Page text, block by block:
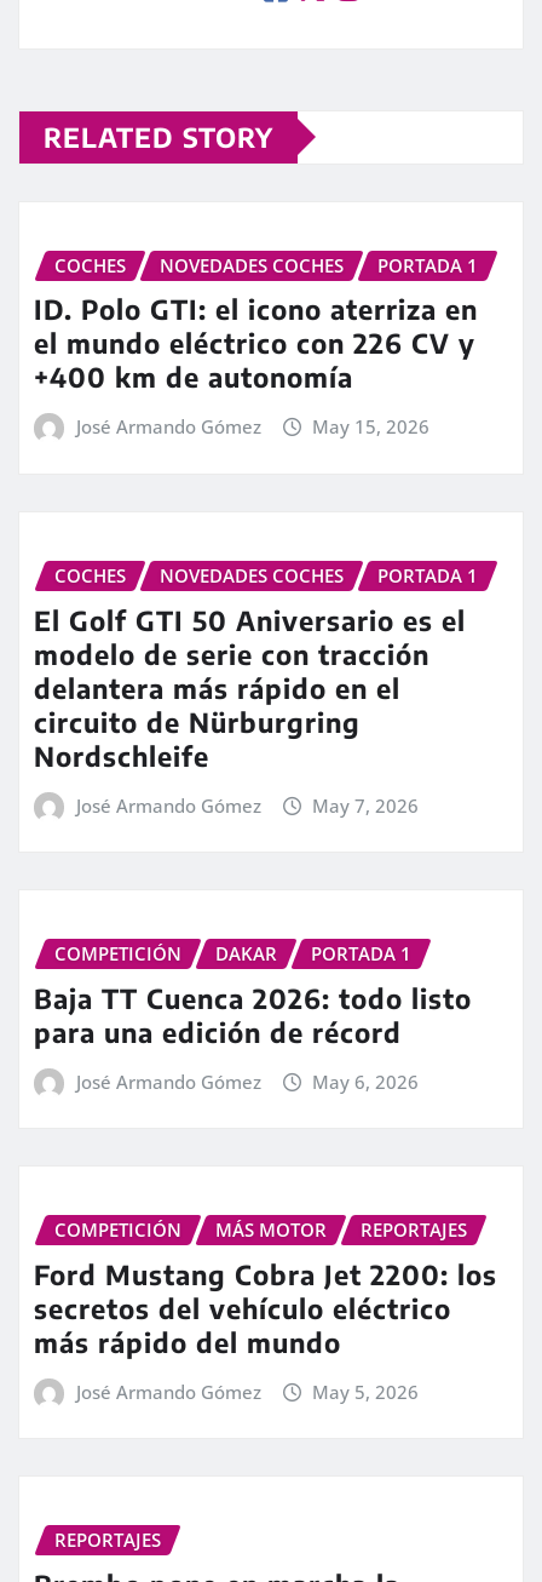
RELATED STORY
COCHES NOVEDADES COCHES PORTADA 1
ID. Polo GTI: el icono aterriza en
el mundo eléctrico con 226 CV y
+400 km de autonomía
José Armando Gómez May 15, 2026
COCHES NOVEDADES COCHES PORTADA 1
El Golf GTI 50 Aniversario es el
modelo de serie con tracción
delantera más rápido en el
circuito de Nürburgring
Nordschleife
José Armando Gómez May 7, 2026
COMPETICIÓN DAKAR PORTADA 1
Baja TT Cuenca 2026: todo listo
para una edición de récord
José Armando Gómez May 6, 2026
COMPETICIÓN MÁS MOTOR REPORTAJES
Ford Mustang Cobra Jet 2200: los
secretos del vehículo eléctrico
más rápido del mundo
José Armando Gómez May 5, 2026
REPORTAJES